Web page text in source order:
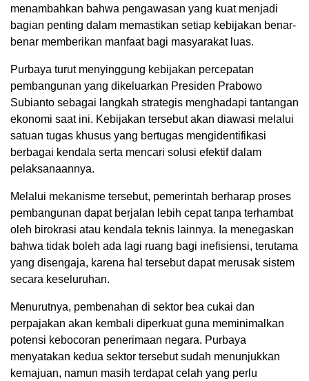
menambahkan bahwa pengawasan yang kuat menjadi
bagian penting dalam memastikan setiap kebijakan benar-
benar memberikan manfaat bagi masyarakat luas.
Purbaya turut menyinggung kebijakan percepatan
pembangunan yang dikeluarkan Presiden Prabowo
Subianto sebagai langkah strategis menghadapi tantangan
ekonomi saat ini. Kebijakan tersebut akan diawasi melalui
satuan tugas khusus yang bertugas mengidentifikasi
berbagai kendala serta mencari solusi efektif dalam
pelaksanaannya.
Melalui mekanisme tersebut, pemerintah berharap proses
pembangunan dapat berjalan lebih cepat tanpa terhambat
oleh birokrasi atau kendala teknis lainnya. Ia menegaskan
bahwa tidak boleh ada lagi ruang bagi inefisiensi, terutama
yang disengaja, karena hal tersebut dapat merusak sistem
secara keseluruhan.
Menurutnya, pembenahan di sektor bea cukai dan
perpajakan akan kembali diperkuat guna meminimalkan
potensi kebocoran penerimaan negara. Purbaya
menyatakan kedua sektor tersebut sudah menunjukkan
kemajuan, namun masih terdapat celah yang perlu